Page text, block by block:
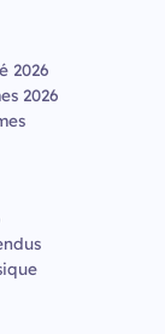
2026
2026